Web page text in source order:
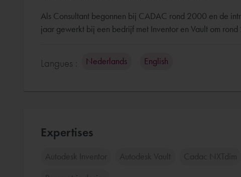
Als Consultant begonnen bij CADAC rond 2000 en de
jaar gewerkt bij een bedrijf met Inventor en Vault om
Langues : Nederlands English
Expertises
Autodesk Inventor Autodesk Vault Cadac NXTdim